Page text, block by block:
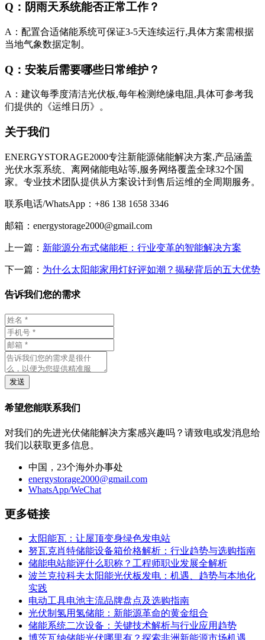
Q：阴雨天系统能否正常工作？
A：配置合适储能系统可保证3-5天连续运行,具体方案需根据
当地气象数据定制。
Q：安装后需要哪些日常维护？
A：建议每季度清洁光伏板,每年检测绝缘电阻,具体可参考我
们提供的《运维日历》。
关于我们
ENERGYSTORAGE2000专注新能源储能解决方案,产品涵盖
光伏水泵系统、离网储能电站等,服务网络覆盖全球32个国
家。专业技术团队提供从方案设计到售后运维的全周期服务。
联系电话/WhatsApp：+86 138 1658 3346
邮箱： energystorage2000@gmail.com
上一篇： 新能源分布式储能柜：行业变革的智能解决方案
下一篇： 为什么太阳能家用灯好评如潮？揭秘背后的五大优势
告诉我们您的需求
发送
希望您能联系我们
对我们的先进光伏储能解决方案感兴趣吗？请致电或发消息给
我们以获取更多信息。
中国，23个海外办事处
energystorage2000@gmail.com
WhatsApp/WeChat
更多链接
太阳能瓦：让屋顶变身绿色发电站
努瓦克肖特储能设备箱价格解析：行业趋势与选购指南
储能电站能评什么职称？工程师职业发展全解析
波兰克拉科夫太阳能光伏板发电：机遇、趋势与本地化
实践
电动工具电池主流品牌盘点及选购指南
光伏制氢用氢储能：新能源革命的黄金组合
储能系统二次设备：关键技术解析与行业应用趋势